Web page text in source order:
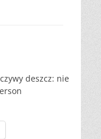
deszcz: nie